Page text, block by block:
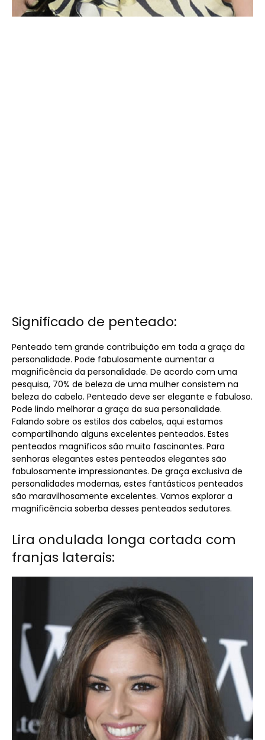
Significado de penteado:
Penteado tem grande contribuição em toda a graça da
personalidade. Pode fabulosamente aumentar a
magnificência da personalidade. De acordo com uma
pesquisa, 70% de beleza de uma mulher consistem na
beleza do cabelo. Penteado deve ser elegante e fabuloso.
Pode lindo melhorar a graça da sua personalidade.
Falando sobre os estilos dos cabelos, aqui estamos
compartilhando alguns excelentes penteados. Estes
penteados magníficos são muito fascinantes. Para
senhoras elegantes estes penteados elegantes são
fabulosamente impressionantes. De graça exclusiva de
personalidades modernas, estes fantásticos penteados
são maravilhosamente excelentes. Vamos explorar a
magnificência soberba desses penteados sedutores.
Lira ondulada longa cortada com
franjas laterais: